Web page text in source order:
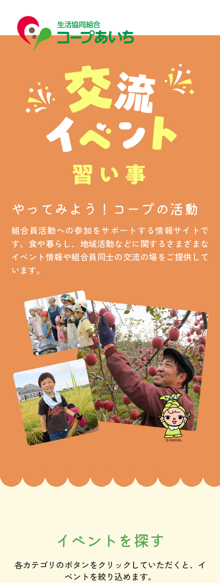
宅配
コープあいちについて
はじめての方へ
お買い物・サービス
福祉・介護
くらしのサポート
e-フレンズ
お店のチラシ
よくあるご質問
採用情報
やってみよう！コープの活動
組合員活動への参加をサポートする情報サイトで
す。食や暮らし、地域活動などに関するさまざまな
イベント情報や組合員同士の交流の場をご提供して
います。
イベントを探す
各カテゴリのボタンをクリックしていただくと、イ
ベントを絞り込めます。